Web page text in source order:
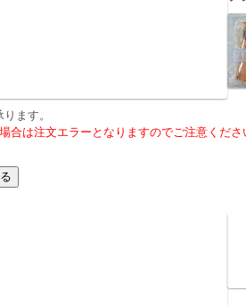
ます。
合は注文エラーとなりますのでご注意くださ